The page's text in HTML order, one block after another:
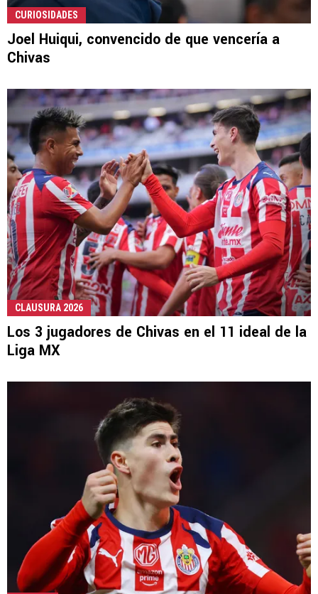
CURIOSIDADES
Joel Huiqui, convencido de que vencería a
Chivas
CLAUSURA 2026
Los 3 jugadores de Chivas en el 11 ideal de la
Liga MX